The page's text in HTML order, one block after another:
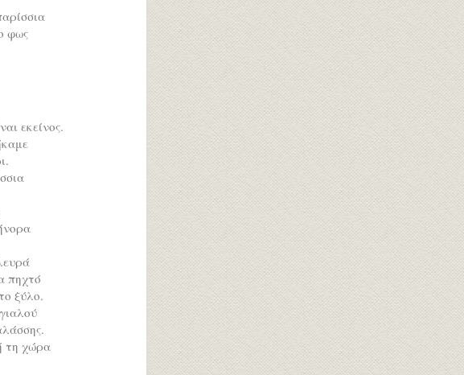
φως
εκείνος.
πηχτό
ξύλο.
τη χώρα